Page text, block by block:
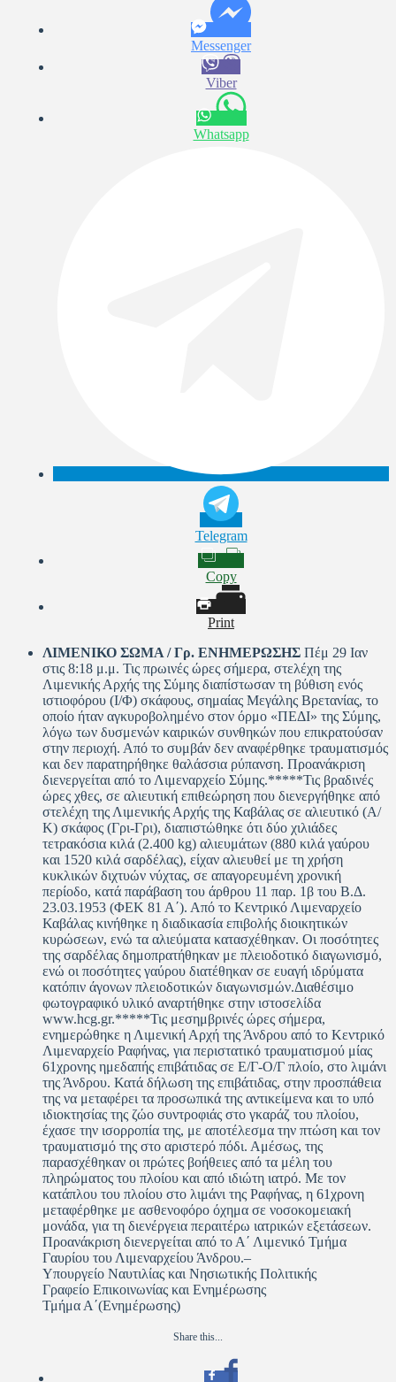
Messenger
Viber
Whatsapp
Telegram
Copy
Print
ΛΙΜΕΝΙΚΟ ΣΩΜΑ / Γρ. ΕΝΗΜΕΡΩΣΗΣ Πέμ 29 Ιαν
στις 8:18 μ.μ. Τις πρωινές ώρες σήμερα, στελέχη της
Λιμενικής Αρχής της Σύμης διαπίστωσαν τη βύθιση ενός
ιστιοφόρου (Ι/Φ) σκάφους, σημαίας Μεγάλης Βρετανίας, το
οποίο ήταν αγκυροβολημένο στον όρμο «ΠΕΔΙ» της Σύμης,
λόγω των δυσμενών καιρικών συνθηκών που επικρατούσαν
στην περιοχή. Από το συμβάν δεν αναφέρθηκε τραυματισμός
και δεν παρατηρήθηκε θαλάσσια ρύπανση. Προανάκριση
διενεργείται από το Λιμεναρχείο Σύμης.*****Τις βραδινές
ώρες χθες, σε αλιευτική επιθεώρηση που διενεργήθηκε από
στελέχη της Λιμενικής Αρχής της Καβάλας σε αλιευτικό (Α/
Κ) σκάφος (Γρι-Γρι), διαπιστώθηκε ότι δύο χιλιάδες
τετρακόσια κιλά (2.400 kg) αλιευμάτων (880 κιλά γαύρου
και 1520 κιλά σαρδέλας), είχαν αλιευθεί με τη χρήση
κυκλικών διχτυών νύχτας, σε απαγορευμένη χρονική
περίοδο, κατά παράβαση του άρθρου 11 παρ. 1β του Β.Δ.
23.03.1953 (ΦΕΚ 81 Α΄). Από το Κεντρικό Λιμεναρχείο
Καβάλας κινήθηκε η διαδικασία επιβολής διοικητικών
κυρώσεων, ενώ τα αλιεύματα κατασχέθηκαν. Οι ποσότητες
της σαρδέλας δημοπρατήθηκαν με πλειοδοτικό διαγωνισμό,
ενώ οι ποσότητες γαύρου διατέθηκαν σε ευαγή ιδρύματα
κατόπιν άγονων πλειοδοτικών διαγωνισμών.Διαθέσιμο
φωτογραφικό υλικό αναρτήθηκε στην ιστοσελίδα
www.hcg.gr.*****Τις μεσημβρινές ώρες σήμερα,
ενημερώθηκε η Λιμενική Αρχή της Άνδρου από το Κεντρικό
Λιμεναρχείο Ραφήνας, για περιστατικό τραυματισμού μίας
61χρονης ημεδαπής επιβάτιδας σε Ε/Γ-Ο/Γ πλοίο, στο λιμάνι
της Άνδρου. Κατά δήλωση της επιβάτιδας, στην προσπάθεια
της να μεταφέρει τα προσωπικά της αντικείμενα και το υπό
ιδιοκτησίας της ζώο συντροφιάς στο γκαράζ του πλοίου,
έχασε την ισορροπία της, με αποτέλεσμα την πτώση και τον
τραυματισμό της στο αριστερό πόδι. Αμέσως, της
παρασχέθηκαν οι πρώτες βοήθειες από τα μέλη του
πληρώματος του πλοίου και από ιδιώτη ιατρό. Με τον
κατάπλου του πλοίου στο λιμάνι της Ραφήνας, η 61χρονη
μεταφέρθηκε με ασθενοφόρο όχημα σε νοσοκομειακή
μονάδα, για τη διενέργεια περαιτέρω ιατρικών εξετάσεων.
Προανάκριση διενεργείται από το Α΄ Λιμενικό Τμήμα
Γαυρίου του Λιμεναρχείου Άνδρου.–
Υπουργείο Ναυτιλίας και Νησιωτικής Πολιτικής
Γραφείο Επικοινωνίας και Ενημέρωσης
Τμήμα Α΄(Ενημέρωσης)
Share this...